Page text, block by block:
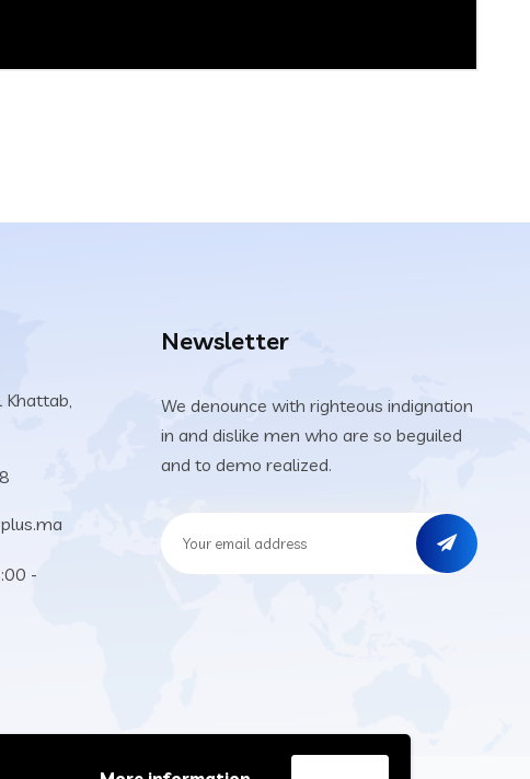
Khattab,
-
Newsletter
We denounce with righteous indignation
in and dislike men who are so beguiled
and to demo realized.